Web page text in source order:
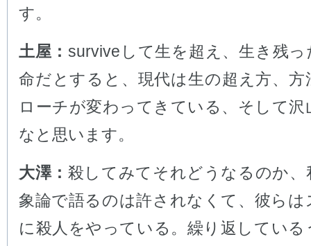
す。
土屋：surviveして生を超え、生き残っ
命だとすると、現代は生の超え方、方
ローチが変わってきている、そして沢
なと思います。
大澤： 殺してみてそれどうなるのか、
象論で語るのは許されなくて、彼らは
に殺人をやっている。繰り返している